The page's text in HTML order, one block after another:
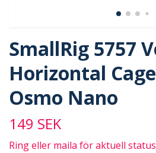
SmallRig 5757
Horizontal
Osmo Nano
149 SEK
Ring eller maila för aktuell